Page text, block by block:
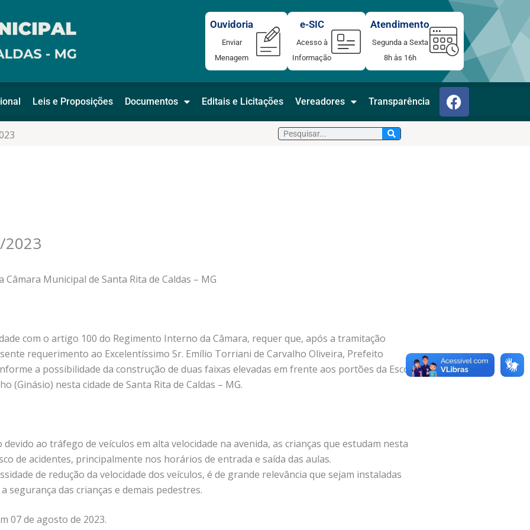
Atendimento
Segunda a Sexta
8h às 16h
e-SIC
Acesso à
Informação
Ouvidoria
Enviar
Menagem
Leis e Proposições Documentos Editais e Licitações Vereadores Transparência F
a
c
Pesquisar
2023
Municipal de Santa Rita de Caldas – MG
com o artigo 100 do Regimento Interno da Câmara, requer que, após a tramitação
requerimento ao Excelentíssimo Sr. Emílio Torriani de Carvalho Oliveira, Prefeito
a possibilidade da construção de duas faixas elevadas em frente aos portões da Escola
(Ginásio) nesta cidade de Santa Rita de Caldas – MG.
ao tráfego de veículos em alta velocidade na avenida, as crianças que estudam nesta
de acidentes, principalmente nos horários de entrada e saída das aulas.
de redução da velocidade dos veículos, é de grande relevância que sejam instaladas
segurança das crianças e demais pedestres.
07 de agosto de 2023.